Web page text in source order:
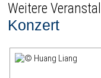
Weitere
Konzert